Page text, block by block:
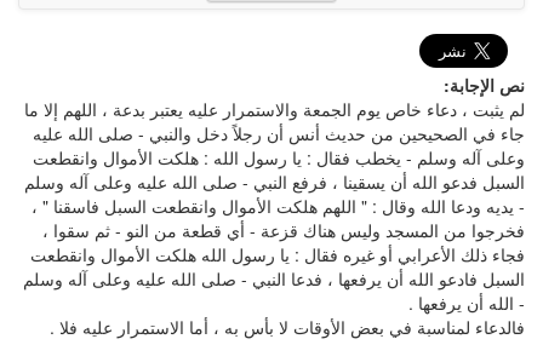
نص الإجابة:
لم يثبت ، دعاء خاص يوم الجمعة والاستمرار عليه يعتبر بدعة ، اللهم إلا ما
جاء في الصحيحين من حديث أنس أن رجلاً دخل والنبي - صلى الله عليه
وعلى آله وسلم - يخطب فقال : يا رسول الله : هلكت الأموال وانقطعت
السبل فدعو الله أن يسقينا ، فرفع النبي - صلى الله عليه وعلى آله وسلم
- يديه ودعا الله وقال : " اللهم هلكت الأموال وانقطعت السبل فاسقنا " ،
فخرجوا من المسجد وليس هناك قزعة - أي قطعة من النو - ثم سقوا ،
فجاء ذلك الأعرابي أو غيره فقال : يا رسول الله هلكت الأموال وانقطعت
السبل فادعو الله أن يرفعها ، فدعا النبي - صلى الله عليه وعلى آله وسلم
- الله أن يرفعها .
فالدعاء لمناسبة في بعض الأوقات لا بأس به ، أما الاستمرار عليه فلا .